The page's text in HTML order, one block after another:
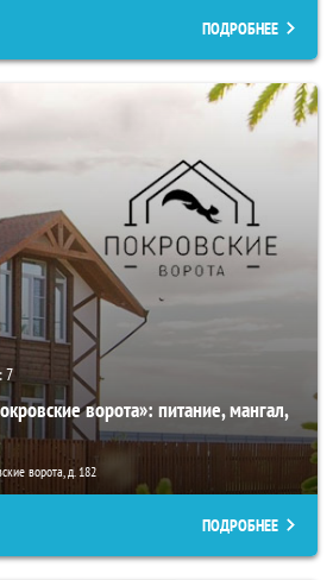
ПОДРОБНЕЕ
7
ворота»: питание, мангал,
ворота, д. 182
ПОДРОБНЕЕ